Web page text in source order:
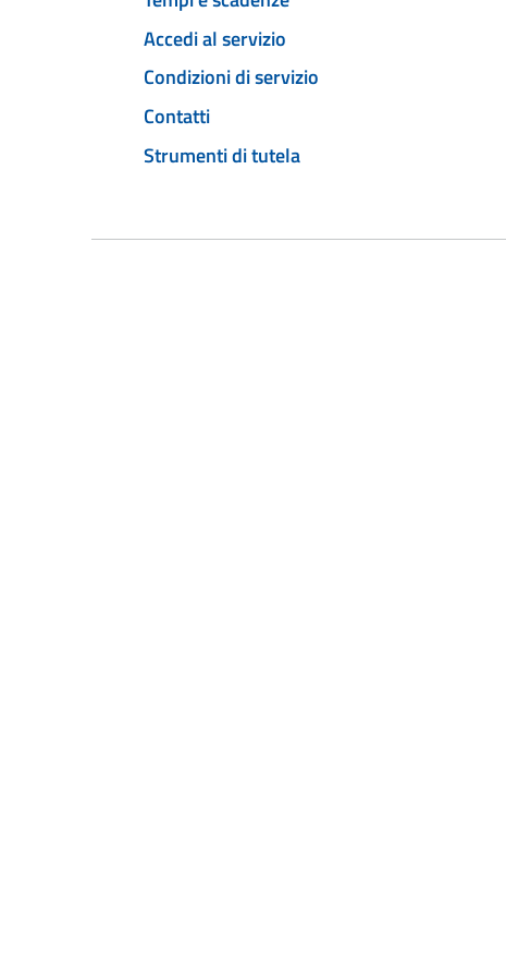
Accedi al servizio
Condizioni di servizio
Contatti
Strumenti di tutela